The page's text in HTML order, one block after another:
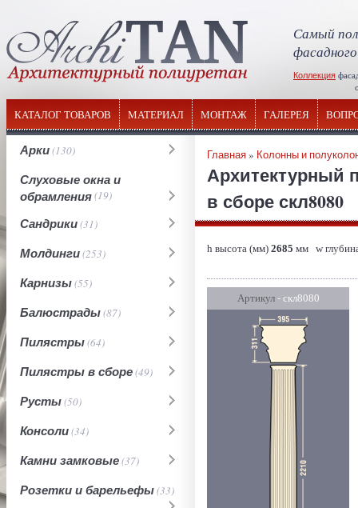
Самый
Коллекция
КАТАЛОГ ТОВАРОВ МАТЕРИАЛ МОНТАЖ ГАЛЕРЕЯ
Арки(130)
Слуховые окна и
обрамления(19)
Сандрики(31)
Молдинги(253)
Карнизы(55)
Балюстрады(87)
Пилястры(64)
Пилястры в сборе(49)
Русты(50)
Консоли(34)
Камни замковые(37)
Розетки и барельефы(33)
Главная» Колонны и
Архитектурный
в сборе скл8080
h высота (мм) 2685 мм w
Артикул- скл8080